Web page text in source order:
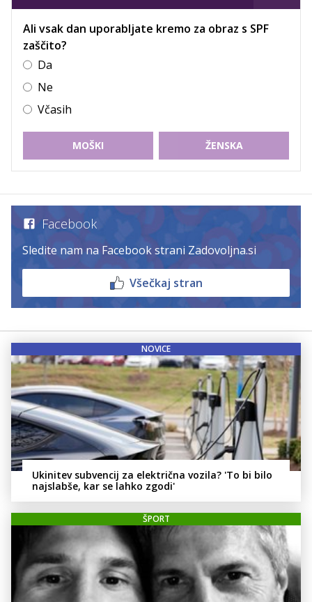
Ali vsak dan uporabljate kremo za obraz s SPF
zaščito?
Da
Ne
Včasih
MOŠKI ŽENSKA
Facebook
Sledite nam na Facebook strani Zadovoljna.si
Všečkaj stran
NOVICE
Ukinitev subvencij za električna vozila? 'To bi bilo
najslabše, kar se lahko zgodi'
ŠPORT